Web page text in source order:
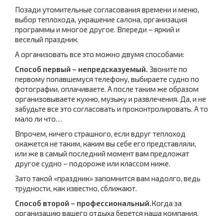
Позади утомительные согласования времени и меню,
выбор теплохода, украшение салона, организация
программы и многое другое. Впереди – яркий и
веселый праздник.
А организовать все это можно двумя способами:
Способ первый – непредсказуемый. Звоните по
первому попавшемуся телефону, выбираете судно по
фотографии, оплачиваете. А после таким же образом
организовываете кухню, музыку и развлечения. Да, и не
забудьте все это согласовать и проконтролировать. А то
мало ли что…
Впрочем, ничего страшного, если вдруг теплоход
окажется не таким, каким вы себе его представляли,
или же в самый последний момент вам предложат
другое судно – подороже или классом ниже.
Зато такой «праздник» запомнится вам надолго, ведь
трудности, как известно, сближают.
Способ второй – профессиональный.Когда за
организацию вашего отдыха берется наша компания,